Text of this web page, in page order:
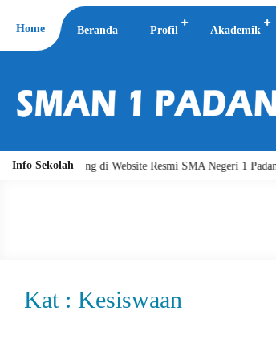
Home Beranda Profil Akademik
Info Sekolah
Datang di Website Resmi SMA Negeri 1 Padang.
Kat : Kesiswaan